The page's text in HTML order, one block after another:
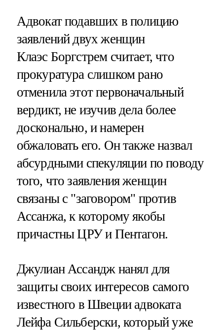
Адвокат подавших в полицию
заявлений двух женщин
Клаэс Боргстрем считает, что
прокуратура слишком рано
отменила этот первоначальный
вердикт, не изучив дела более
досконально, и намерен
обжаловать его. Он также назвал
абсурдными спекуляции по поводу
того, что заявления женщин
связаны с "заговором" против
Ассанжа, к которому якобы
причастны ЦРУ и Пентагон.
Джулиан Ассандж нанял для
защиты своих интересов самого
известного в Швеции адвоката
Лейфа Сильберски, который уже